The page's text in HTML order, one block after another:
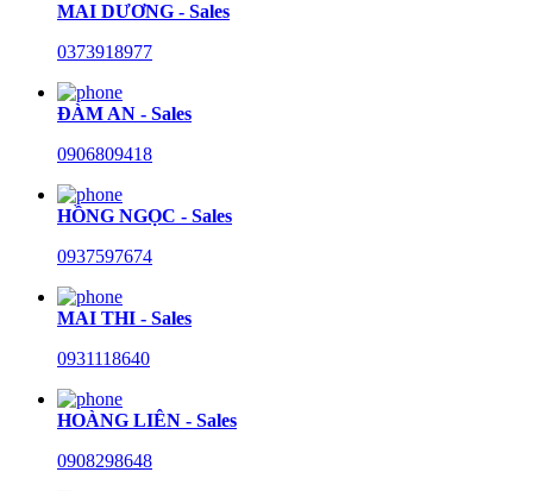
MAI DƯƠNG - Sales
0373918977
ĐÀM AN - Sales
0906809418
HỒNG NGỌC - Sales
0937597674
MAI THI - Sales
0931118640
HOÀNG LIÊN - Sales
0908298648